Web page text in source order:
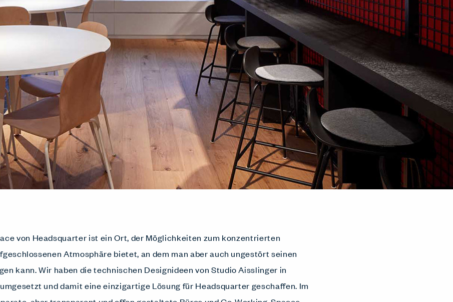
von Headsquarter ist ein Ort, der Möglichkeiten zum konzentrierten
Atmosphäre bietet, an dem man aber auch ungestört seinen
kann. Wir haben die technischen Designideen von Studio Aisslinger in
und damit eine einzigartige Lösung für Headsquarter geschaffen. Im